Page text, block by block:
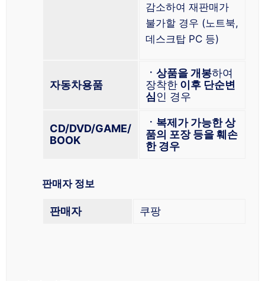
감소하여 재판매가
불가할 경우 (노트북,
데스크탑 PC 등)
자동차용품
ㆍ상품을 개봉하여
장착한 이후 단순변
심인 경우
CD/DVD/GAME/
BOOK
ㆍ복제가 가능한 상
품의 포장 등을 훼손
한 경우
판매자 정보
판매자 쿠팡